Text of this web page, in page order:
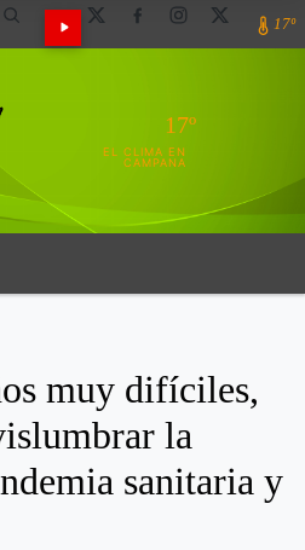
17º
17º
EL CLIMA EN
CAMPANA
muy difíciles,
la
sanitaria y